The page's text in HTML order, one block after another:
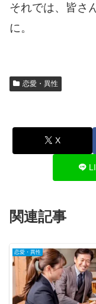
それでは、皆さ
に。
恋愛・異性
X
関連記事
恋愛・異性